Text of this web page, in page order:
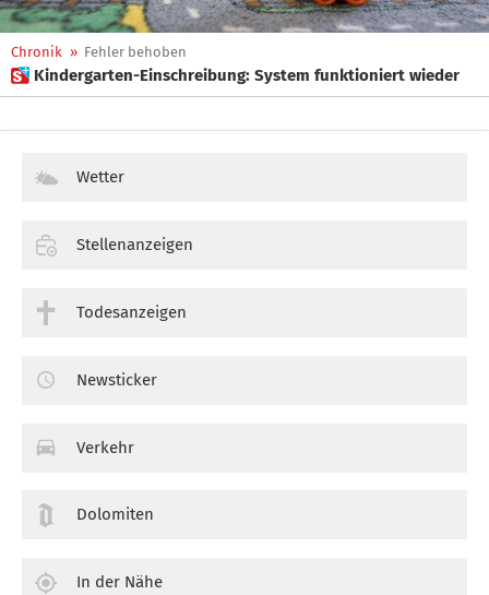
Chronik » Fehler behoben
 Kindergarten-Einschreibung: System funktioniert wieder
Wetter
Stellenanzeigen
Todesanzeigen
Newsticker
Verkehr
Dolomiten
In der Nähe